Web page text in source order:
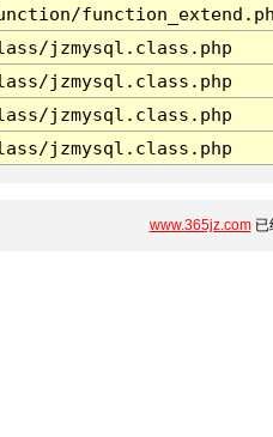
jzmysql.class.php
jzmysql.class.php
jzmysql.class.php
jzmysql.class.php
www.365jz.com已